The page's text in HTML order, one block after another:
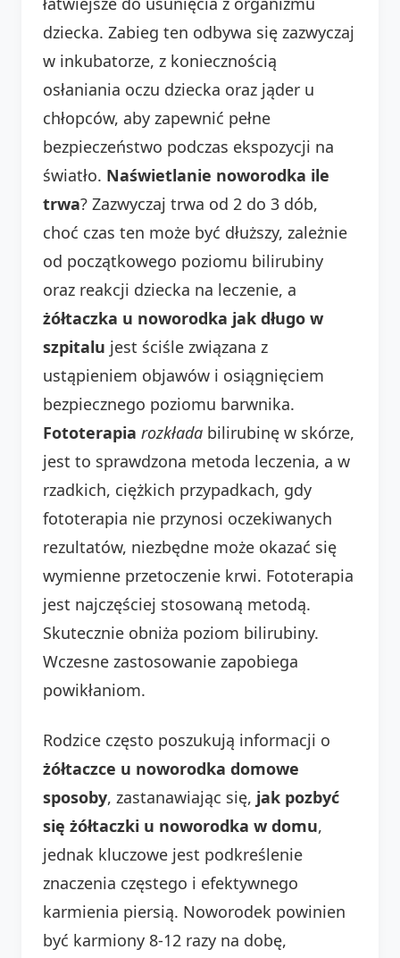
dziecka. Zabieg ten odbywa się zazwyczaj
w inkubatorze, z koniecznością
osłaniania oczu dziecka oraz jąder u
chłopców, aby zapewnić pełne
bezpieczeństwo podczas ekspozycji na
światło. Naświetlanie noworodka ile
trwa? Zazwyczaj trwa od 2 do 3 dób,
choć czas ten może być dłuższy, zależnie
od początkowego poziomu bilirubiny
oraz reakcji dziecka na leczenie, a
żółtaczka u noworodka jak długo w
szpitalu jest ściśle związana z
ustąpieniem objawów i osiągnięciem
bezpiecznego poziomu barwnika.
Fototerapia rozkłada bilirubinę w skórze,
jest to sprawdzona metoda leczenia, a w
rzadkich, ciężkich przypadkach, gdy
fototerapia nie przynosi oczekiwanych
rezultatów, niezbędne może okazać się
wymienne przetoczenie krwi. Fototerapia
jest najczęściej stosowaną metodą.
Skutecznie obniża poziom bilirubiny.
Wczesne zastosowanie zapobiega
powikłaniom.
Rodzice często poszukują informacji o
żółtaczce u noworodka domowe
sposoby, zastanawiając się, jak pozbyć
się żółtaczki u noworodka w domu,
jednak kluczowe jest podkreślenie
znaczenia częstego i efektywnego
karmienia piersią. Noworodek powinien
być karmiony 8-12 razy na dobę,